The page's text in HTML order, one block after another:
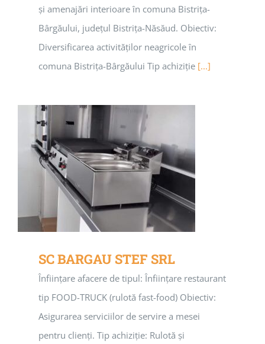
și amenajări interioare în comuna Bistrița-
Bârgăului, județul Bistrița-Năsăud. Obiectiv:
Diversificarea activităților neagricole în
comuna Bistrița-Bârgăului Tip achiziție [...]
SC BARGAU STEF SRL
Înființare afacere de tipul: Înființare restaurant
tip FOOD-TRUCK (rulotă fast-food) Obiectiv:
Asigurarea serviciilor de servire a mesei
pentru clienți. Tip achiziție: Rulotă și